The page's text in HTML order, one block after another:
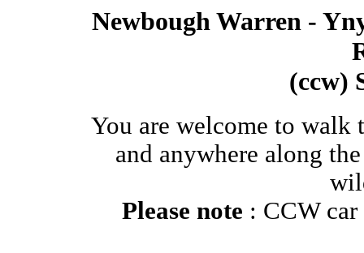
Newbough Warren -
(ccw)
You are welcome to walk
and anywhere along
Please note : CCW car